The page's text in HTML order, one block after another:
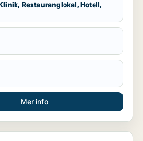
Restauranglokal, Hotell,
Mer info